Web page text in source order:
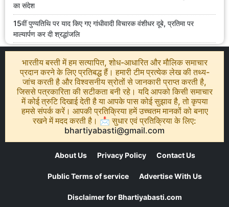
का संदेश
15वीं पुण्यतिथि पर याद किए गए गांधीवादी विचारक वंशीधर दूबे, प्रतिमा पर
माल्यार्पण कर दी श्रद्धांजलि
भारतीय बस्ती में हम सत्यापित, शोध-आधारित और मौलिक समाचार
प्रदान करने के लिए प्रतिबद्ध हैं। हमारी टीम प्रत्येक लेख की तथ्य-
जांच करती है और विश्वसनीय स्रोतों से जानकारी प्राप्त करती है,
जिससे पत्रकारिता की सटीकता बनी रहे। यदि आपको किसी समाचार
में कोई त्रुटि दिखाई देती है या आपके पास कोई सुझाव है, तो कृपया
हमसे संपर्क करें। आपकी प्रतिक्रिया हमें उच्चतम मानकों को बनाए
रखने में मदद करती है। 📩 सुधार एवं प्रतिक्रिया के लिए:
bhartiyabasti@gmail.com
About Us Privacy Policy Contact Us
Public Terms of service Advertise With Us
Disclaimer for Bhartiyabasti.com